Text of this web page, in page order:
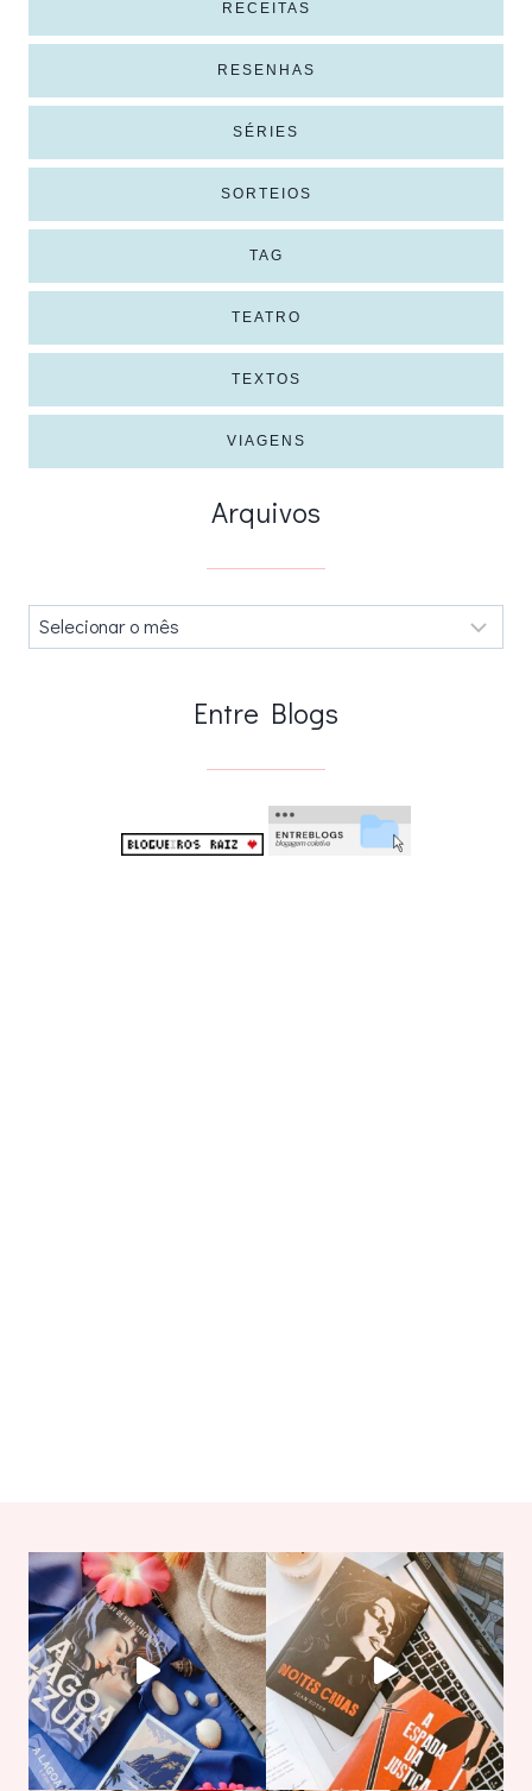
RECEITAS
RESENHAS
SÉRIES
SORTEIOS
TAG
TEATRO
TEXTOS
VIAGENS
Arquivos
Arquivos
Entre Blogs